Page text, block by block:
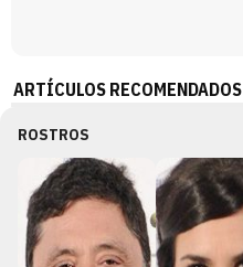
ARTÍCULOS RECOMENDADOS
ROSTROS